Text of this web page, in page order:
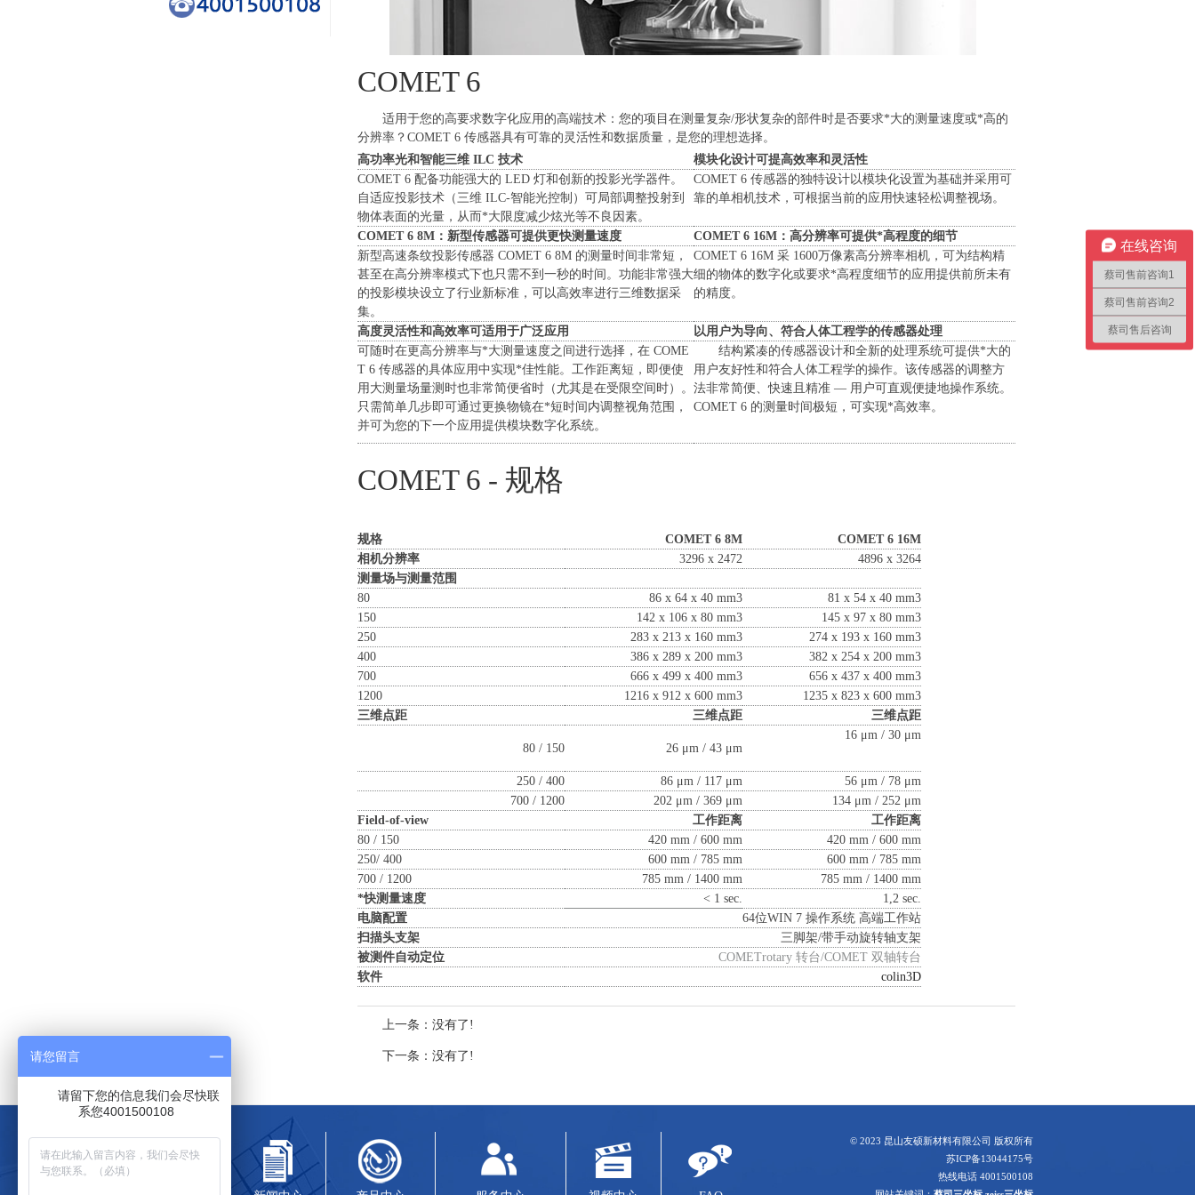
COMET 6
适用于您的高要求数字化应用的高端技术：您的项目在测量复杂/形状复杂的部件时是否要求*大的测量速度或*高的
分辨率？COMET 6 传感器具有可靠的灵活性和数据质量，是您的理想选择。
高功率光和智能三维 ILC 技术
模块化设计可提高效率和灵活性
COMET 6 配备功能强大的 LED 灯和创新的投影光学器件。
自适应投影技术（三维 ILC-智能光控制）可局部调整投射到
物体表面的光量，从而*大限度减少炫光等不良因素。
COMET 6 传感器的独特设计以模块化设置为基础并采用可
靠的单相机技术，可根据当前的应用快速轻松调整视场。
COMET 6 8M：新型传感器可提供更快测量速度
COMET 6 16M：高分辨率可提供*高程度的细节
新型高速条纹投影传感器 COMET 6 8M 的测量时间非常短，
甚至在高分辨率模式下也只需不到一秒的时间。功能非常强大
的投影模块设立了行业新标准，可以高效率进行三维数据采
集。
COMET 6 16M 采 1600万像素高分辨率相机，可为结构精
细的物体的数字化或要求*高程度细节的应用提供前所未有
的精度。
高度灵活性和高效率可适用于广泛应用
以用户为导向、符合人体工程学的传感器处理
可随时在更高分辨率与*大测量速度之间进行选择，在 COME
T 6 传感器的具体应用中实现*佳性能。工作距离短，即便使
用大测量场量测时也非常简便省时（尤其是在受限空间时）。
只需简单几步即可通过更换物镜在*短时间内调整视角范围，
并可为您的下一个应用提供模块数字化系统。
结构紧凑的传感器设计和全新的处理系统可提供*大的
用户友好性和符合人体工程学的操作。该传感器的调整方
法非常简便、快速且精准 — 用户可直观便捷地操作系统。
COMET 6 的测量时间极短，可实现*高效率。
COMET 6 - 规格
规格 COMET 6 8M
COMET 6 16M
相机分辨率
3296 x 2472
4896 x 3264
测量场与测量范围
80
86 x 64 x 40 mm3
81 x 54 x 40 mm3
150
142 x 106 x 80 mm3
145 x 97 x 80 mm3
250
283 x 213 x 160 mm3
274 x 193 x 160 mm3
400
386 x 289 x 200 mm3
382 x 254 x 200 mm3
700
666 x 499 x 400 mm3
656 x 437 x 400 mm3
1200
1216 x 912 x 600 mm3
1235 x 823 x 600 mm3
三维点距
三维点距 三维点距
80 / 150 26 μm / 43 μm
16 μm / 30 μm
250 / 400 86 μm / 117 μm
56 μm / 78 μm
700 / 1200
202 μm / 369 μm
134 μm / 252 μm
Field-of-view
工作距离
工作距离
80 / 150
420 mm / 600 mm
420 mm / 600 mm
250/ 400
600 mm / 785 mm
600 mm / 785 mm
700 / 1200
785 mm / 1400 mm
785 mm / 1400 mm
*快测量速度
< 1 sec.
1,2 sec.
电脑配置
64位WIN 7 操作系统 高端工作站
扫描头支架
三脚架/带手动旋转轴支架
被测件自动定位
COMETrotary 转台/COMET 双轴转台
软件
colin3D
上一条：没有了!
下一条：没有了!
© 2023 昆山友硕新材料有限公司 版权所有
苏ICP备13044175号
热线电话 4001500108
在线咨询
蔡司售前咨询1
蔡司售前咨询2
蔡司售后咨询
请您留言
请留下您的信息我们会尽快联
系您4001500108